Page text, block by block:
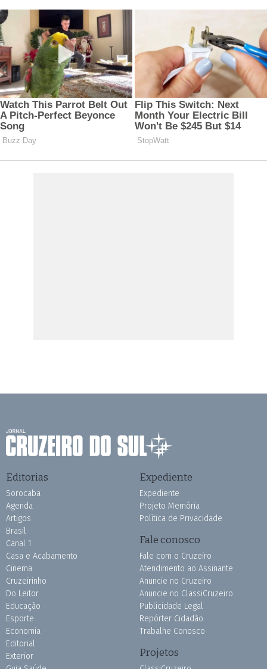
Editorias
Sorocaba
Agenda
Artigos
Brasil
Canal 1
Casa e Acabamento
Cinema
Cruzeirinho
Do Leitor
Educação
Esporte
Economia
Editorial
Exterior
Expediente
Expediente
Projeto Memória
Política de Privacidade
Fale conosco
Fale com o Cruzeiro
Atendimento ao Assinante
Anuncie no Cruzeiro
Anuncie no ClassiCruzeiro
Publicidade Legal
Repórter Cidadão
Trabalhe Conosco
Projetos